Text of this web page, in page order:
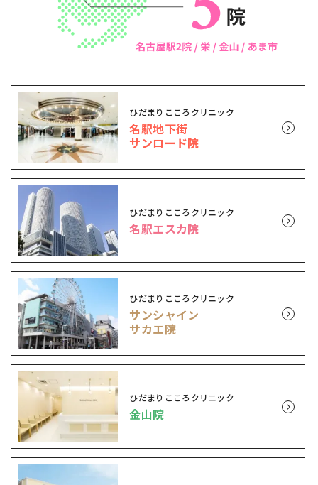
ひだまりこころクリニック
名駅地下街
サンロード院
ひだまりこころクリニック
名駅エスカ院
ひだまりこころクリニック
サンシャイン
サカエ院
ひだまりこころクリニック
金山院